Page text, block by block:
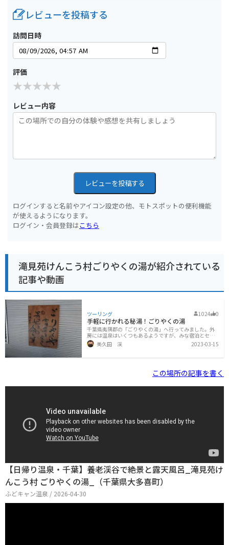
レビューを投稿する
訪問日時
評価
レビュー内容
レビューを投稿する
ログインすると名前やアイコン設定の他、モトスポットの便利機能
が使えるようになります。
ログイン・会員登録はこちら
滝見苑けんこう村ごりやくの湯が紹介されている
記事や動画
ツーリング 1024 0
手軽に行かれる秘湯！ごりやくの湯
千葉県夷隅郡の「ごりやくの湯」へ行ってみました。外
房には温泉はいくつもあるようですが、みな宿泊とセッ
トになっていて、日帰り利用できるところは限られてい
ます。バイク乗りの習性として「温泉入りたいなあ」と
が目に止まりました。勝浦の鵜原港の辺りでしたが、そ
で検索すると、そこから30分ほど離れた山の中にあるよ
うです。それほど遠くないのでさっそく向かってみまし
美久田 渓 2023-03-15
この場所の記事を書く
【日帰り温泉・千葉】養老渓谷で絶景と露天風呂_滝見苑け
んこう村 ごりやくの湯_（千葉県大多喜町）
ふどキャン温泉 / 2026-04-30